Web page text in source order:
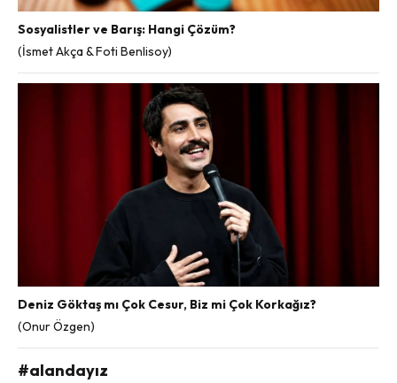
Sosyalistler ve Barış: Hangi Çözüm?
(İsmet Akça & Foti Benlisoy)
Deniz Göktaş mı Çok Cesur, Biz mi Çok Korkağız?
(Onur Özgen)
#alandayız